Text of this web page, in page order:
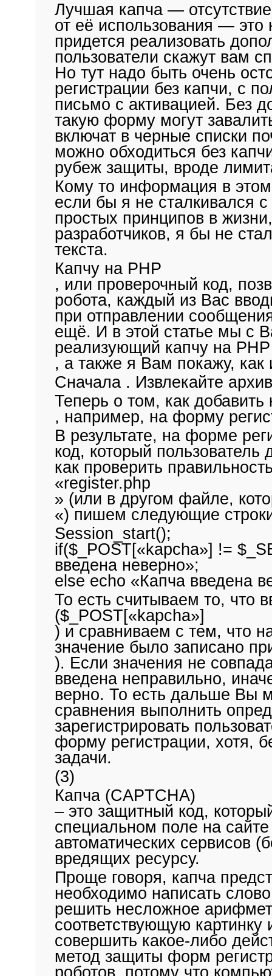
Лучшая капча —
от её использования — это
придется реализовать
пользователи скажут вам
Но тут надо быть очень
регистрации без капчи, с
письмо с активацией. Без
такую форму могут
включат в черные списки
можно обходиться без
рубеж защиты, вроде
Кому то информация в
если бы я не сталкивался
простых принципов в
разработчиков, я бы не
текста.
Капчу на PHP
, или проверочный код,
робота, каждый из Вас
при отправлении
ещё. И в этой статье мы с
реализующий капчу на PHP
, а также я Вам покажу, как
Сначала . Извлекайте
Теперь о том, как
, например, на форму
В результате, на форме
код, который
как проверить
«register.php
» (или в другом файле,
«) пишем следующие
Session_start();
if($_POST[«kapcha»] !=
введена неверно»;
else echo «Капча введена
То есть считываем то, что
($_POST[«kapcha»]
) и сравниваем с тем, что
значение было записано
). Если значения не
введена неправильно,
верно. То есть дальше Вы
сравнения выполнить
зарегистрировать
форму регистрации, хотя,
задачи.
(3)
Капча (CAPTCHA)
– это защитный код,
специальном поле на
автоматических сервисов
вредящих ресурсу.
Проще говоря, капча
необходимо написать
решить несложное
соответствующую
совершить какое-либо
метод защиты форм
роботов, потому что